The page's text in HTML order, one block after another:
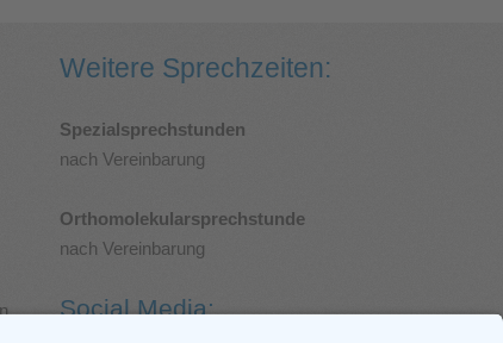
Weitere Sprechzeiten:
Spezialsprechstunden
nach Vereinbarung
Orthomolekularsprechstunde
nach Vereinbarung
Social Media: